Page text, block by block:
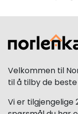
Velkommen til
til å tilby de
Vi er